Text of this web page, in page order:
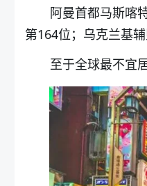
阿曼首都马斯喀
第164位；乌克兰基辅
至于全球最不宜